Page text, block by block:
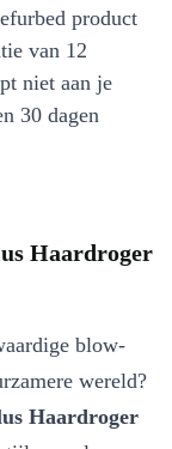
product
van 12
niet aan je
30 dagen
Haardroger
blow-
wereld?
Haardroger